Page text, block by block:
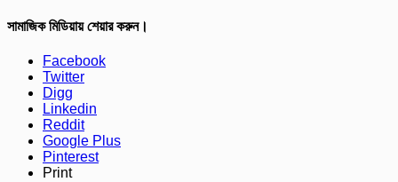
সামাজিক মিডিয়ায় শেয়ার করুন।
Facebook
Twitter
Digg
Linkedin
Reddit
Google Plus
Pinterest
Print